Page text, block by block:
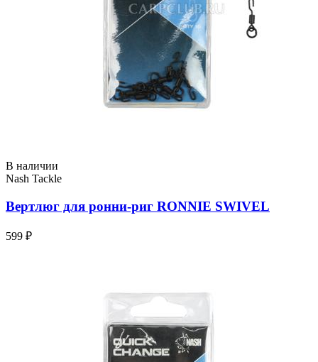
В наличии
Nash Tackle
Вертлюг для ронни-риг RONNIE SWIVEL
599 ₽